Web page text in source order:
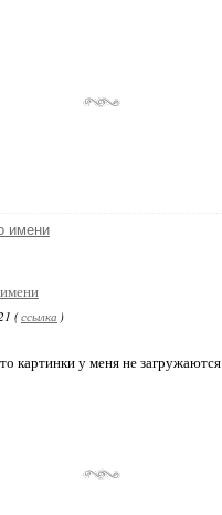
имени
(ссылка )
картинки у меня не загружаются